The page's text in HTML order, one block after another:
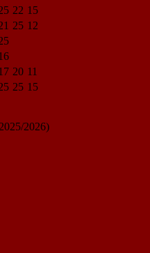
22 15
25 12
20 11
25 15
2026)